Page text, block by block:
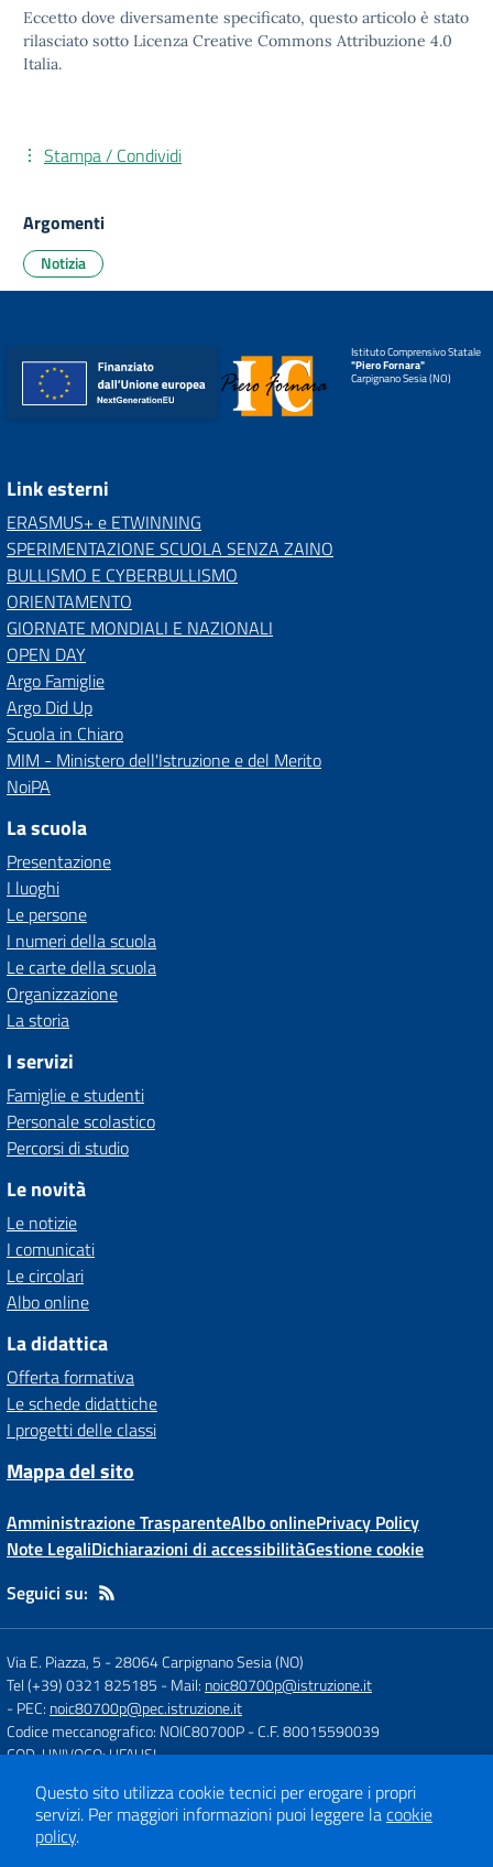
Eccetto dove diversamente specificato, questo articolo è stato
rilasciato sotto Licenza Creative Commons Attribuzione 4.0
Italia.
Stampa / Condividi
Argomenti
Notizia
Istituto Comprensivo Statale
"Piero Fornara"
Carpignano Sesia (NO)
Link esterni
ERASMUS+ e ETWINNING
SPERIMENTAZIONE SCUOLA SENZA ZAINO
BULLISMO E CYBERBULLISMO
ORIENTAMENTO
GIORNATE MONDIALI E NAZIONALI
OPEN DAY
Argo Famiglie
Argo Did Up
Scuola in Chiaro
MIM - Ministero dell'Istruzione e del Merito
NoiPA
La scuola
Presentazione
I luoghi
Le persone
I numeri della scuola
Le carte della scuola
Organizzazione
La storia
I servizi
Famiglie e studenti
Personale scolastico
Percorsi di studio
Le novità
Le notizie
I comunicati
Le circolari
Albo online
La didattica
Offerta formativa
Le schede didattiche
I progetti delle classi
Mappa del sito
Amministrazione TrasparenteAlbo onlinePrivacy Policy
Note LegaliDichiarazioni di accessibilitàGestione cookie
Seguici su:
Via E. Piazza, 5 -28064 Carpignano Sesia (NO)
Tel (+39) 0321 825185 - Mail: noic80700p@istruzione.it
- PEC: noic80700p@pec.istruzione.it
Codice meccanografico: NOIC80700P- C.F. 80015590039
COD. UNIVOCO: UFAUSI
Concept & Design by
Designers Italia
Questo sito utilizza cookie tecnici per erogare i propri
servizi. Per maggiori informazioni puoi leggere lacookie
policy.